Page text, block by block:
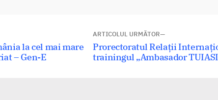
la cel mai mare
– Gen-E
ARTICOLUL URMĂTOR
Articolul
următor:
Prorectoratul Relații
trainingul „Ambasador